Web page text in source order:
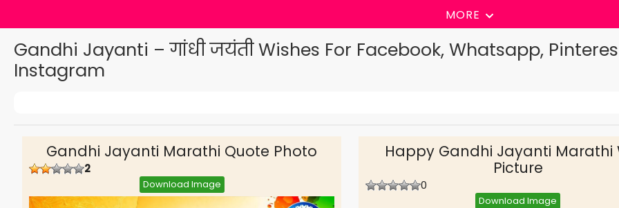
MORE
Gandhi Jayanti – गांधी जयंती Wishes For Facebook, Whatsapp,
Instagram
Gandhi Jayanti Marathi Quote Photo
2
Download Image
Happy Gandhi Jayanti Marathi
Picture
0
Download Image